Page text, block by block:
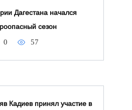
Дагестана начался
сезон
0 57
Кадиев принял участие в